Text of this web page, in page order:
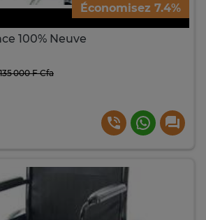
Économisez 7.4%
100% Neuve
135 000 F Cfa